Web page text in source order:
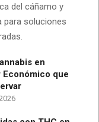
del cáñamo y
para soluciones
en
Económico que